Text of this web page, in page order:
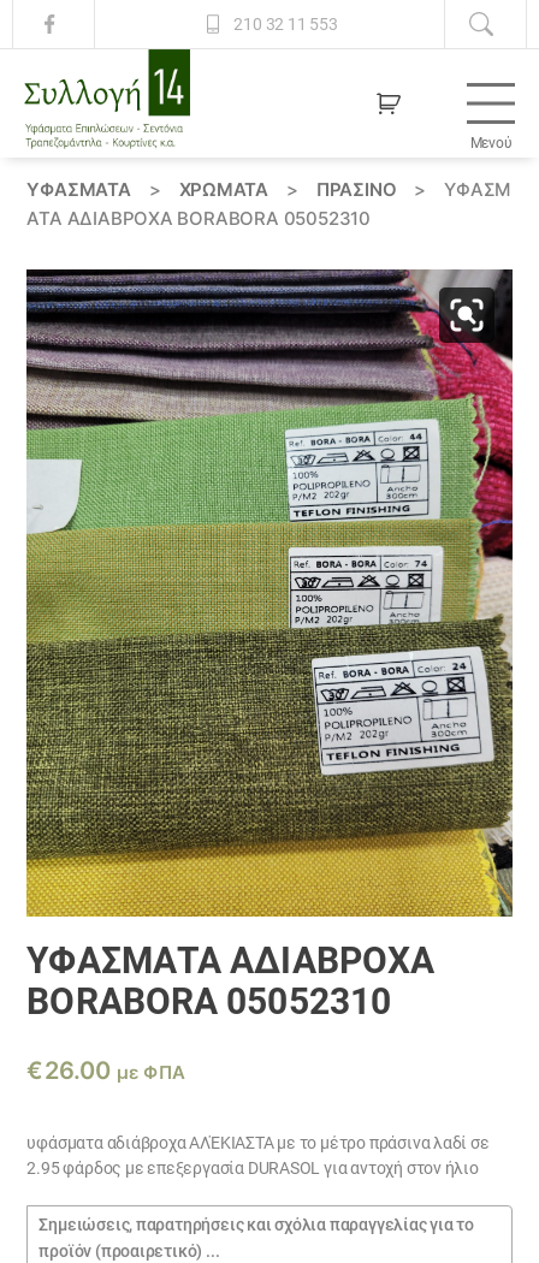
210 32 11 553
14
Μενού
ΥΦΆΣΜΑΤΑ > ΧΡΏΜΑΤΑ > ΠΡΑΣΙΝΟ >
ΥΦΆΣΜ
ΑΤΑ ΑΔΙΆΒΡΟΧΑ BORABORA 05052310
ΥΦΆΣΜΑΤΑ ΑΔΙΆΒΡΟΧΑ
BORABORA 05052310
€26.00 με ΦΠΑ
υφάσματα αδιάβροχα ΑΛΈΚΙΑΣΤΑ με το μέτρο πράσινα λαδί σε
2.95 φάρδος με επεξεργασία DURASOL για αντοχή στον ήλιο
Σημειώσεις
παραγγελίας